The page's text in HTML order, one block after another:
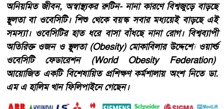
অনিয়মিত জীবন, অস্বাস্থ্যকর রুটিন- নানা কারণে বিশ্বজুড়ে বাড়ছে
স্থূলতা বা ওবেসিটি। শিশু থেকে বয়স্ক সবার মধ্যয়েই বাড়ছে এই
সমস্যা। ওবেসিটির হাত ধরে বাসা বাঁধছে নানা রোগ। বিশ্বব্যাপী
অতিরিক্ত ওজন ও স্থূলতা (Obesity) মোকাবিলার উদ্দেশ্যে ওয়ার্ল্ড
ওবেসিটি ফেডারেশন (World Obesity Federation)
আয়োজিত একটি বিশেষায়িত প্রশিক্ষণ কর্মশালায় অংশ নিতে ডা.
এম এ হালিম খান ফিলিপাইনে গেছেন।